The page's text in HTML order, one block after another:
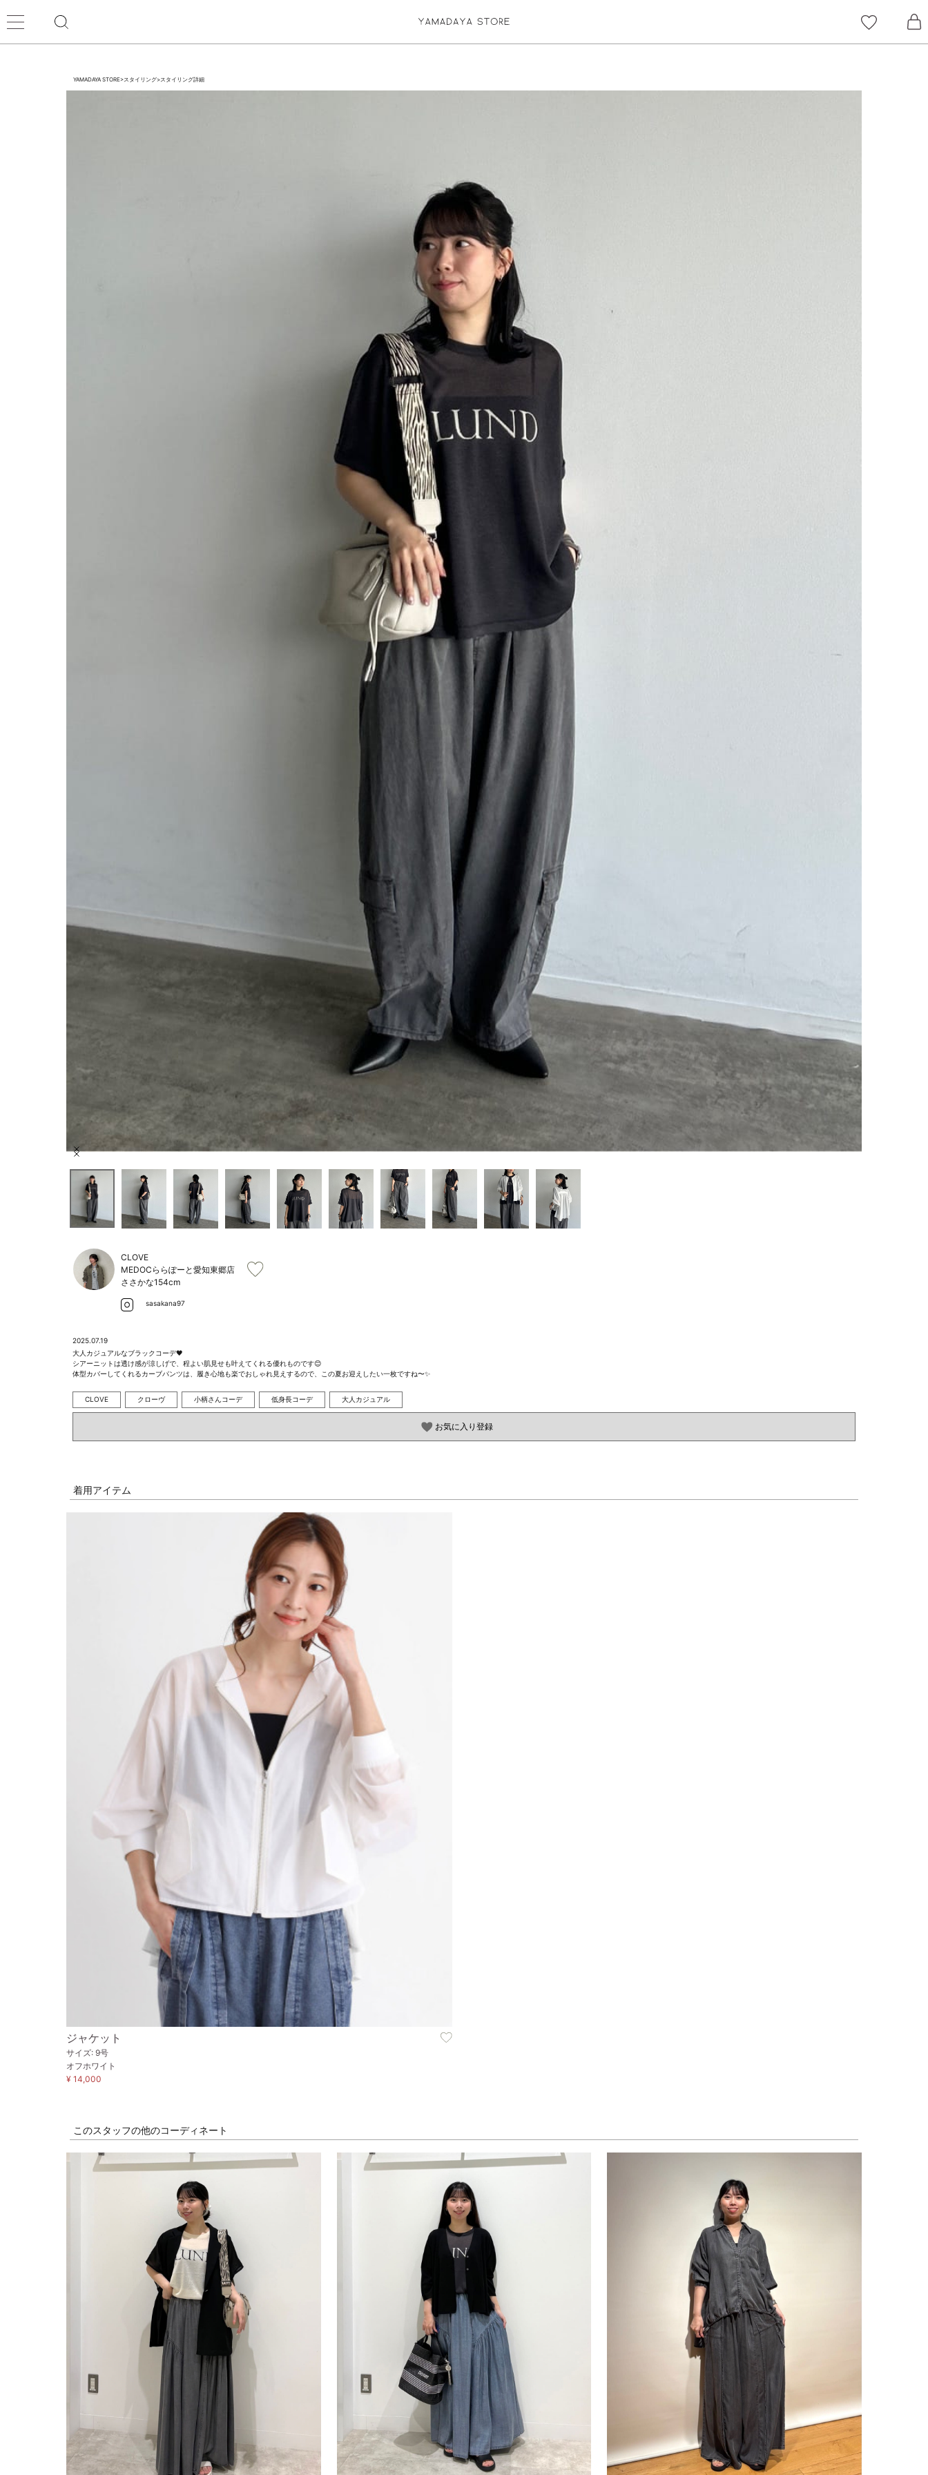
YAMADAYA STORE>スタイリング>スタイリング詳細
Item
CLOVE
MEDOCららぽーと愛知東郷店
ささかな154cm
sasakana97
2025.07.19
大人カジュアルなブラックコーデ🖤
シアーニットは透け感が涼しげで、程よい肌見せも叶えてくれる優れものです😊
体型カバーしてくれるカーブパンツは、履き心地も楽でおしゃれ見えするので、この夏お迎えしたい一枚ですね〜✨
CLOVE クローヴ 小柄さんコーデ 低身長コーデ 大人カジュアル
お気に入り登録
着用アイテム
ジャケット
サイズ: 9号
オフホワイト
¥ 14,000
このスタッフの他のコーディネート